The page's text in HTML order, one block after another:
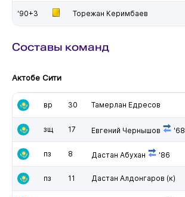
'90+3 Торежан Керимбаев
Составы команд
Актобе Сити
вр 30 Тамерлан Едресов
зщ 17 Евгений Чернышов '68
пз 8 Дастан Абухан '86
пз 11 Дастан Алдонгаров (к)